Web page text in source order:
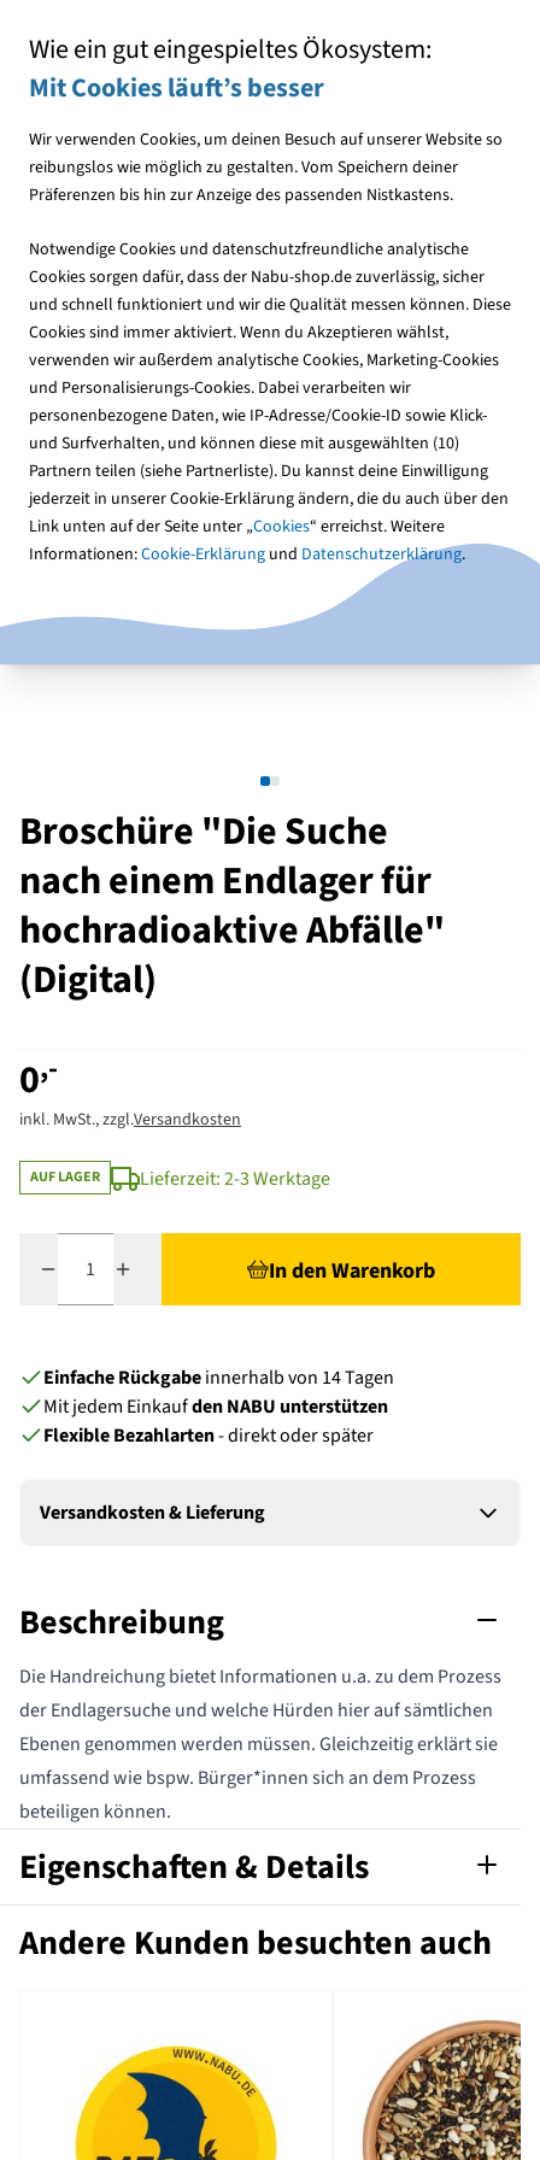
Wie ein gut eingespieltes Ökosystem:
Mit Cookies läuft’s besser
Wir verwenden Cookies, um deinen Besuch auf unserer Website so
reibungslos wie möglich zu gestalten. Vom Speichern deiner
Präferenzen bis hin zur Anzeige des passenden Nistkastens.
Notwendige Cookies und datenschutzfreundliche analytische
Cookies sorgen dafür, dass der Nabu-shop.de zuverlässig, sicher
und schnell funktioniert und wir die Qualität messen können. Diese
Cookies sind immer aktiviert. Wenn du Akzeptieren wählst,
verwenden wir außerdem analytische Cookies, Marketing-Cookies
und Personalisierungs-Cookies. Dabei verarbeiten wir
personenbezogene Daten, wie IP-Adresse/Cookie-ID sowie Klick-
und Surfverhalten, und können diese mit ausgewählten (10)
Partnern teilen (siehe Partnerliste). Du kannst deine Einwilligung
jederzeit in unserer Cookie-Erklärung ändern, die du auch über den
Link unten auf der Seite unter „Cookies“ erreichst. Weitere
Informationen:Cookie-Erklärung und Datenschutzerklärung.
Downloads
Broschüre "Die Suche
nach einem Endlager für
hochradioaktive Abfälle"
(Digital)
0,-
inkl. MwSt., zzgl.Versandkosten
AUF LAGER Lieferzeit: 2-3 Werktage
In den Warenkorb
Einfache Rückgabeinnerhalb von 14 Tagen
Mit jedem Einkaufden NABU unterstützen
Flexible Bezahlarten- direkt oder später
Versandkosten & Lieferung
Beschreibung
Die Handreichung bietet Informationen u.a. zu dem Prozess
der Endlagersuche und welche Hürden hier auf sämtlichen
Ebenen genommen werden müssen. Gleichzeitig erklärt sie
umfassend wie bspw. Bürger*innen sich an dem Prozess
beteiligen können.
Eigenschaften & Details
Artikelnummer
559030115-D
Format
PDF-Datei
Andere Kunden besuchten auch